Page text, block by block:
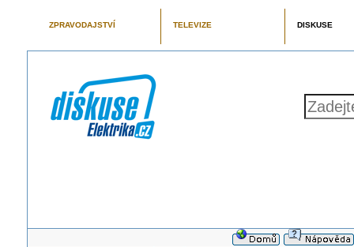
ZPRAVODAJSTVÍ TELEVIZE DISKUSE